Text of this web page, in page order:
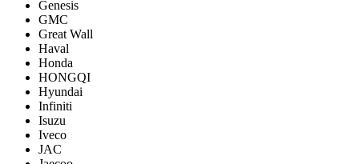
Genesis
GMC
Great Wall
Haval
Honda
HONGQI
Hyundai
Infiniti
Isuzu
Iveco
JAC